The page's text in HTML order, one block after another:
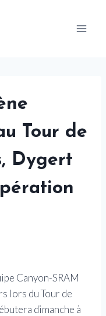
Tour de
Dygert
Canyon-SRAM
lors du Tour de
dimanche à